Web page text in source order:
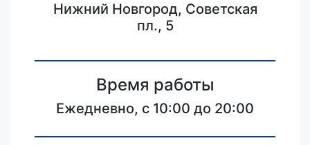
Нижний Новгород, Советская
пл., 5
Время работы
Ежедневно, с 10:00 до 20:00